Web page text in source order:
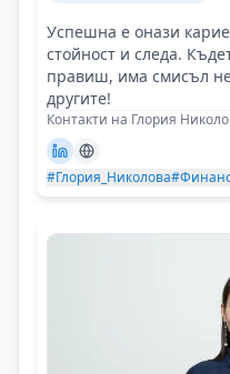
Успешна е онази
стойност и следа.
правиш, има смисъл
другите!
Контакти на Глория
#Глория_Николова